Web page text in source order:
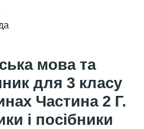
мова та
для 3 класу
Частина 2 Г.
і посібники